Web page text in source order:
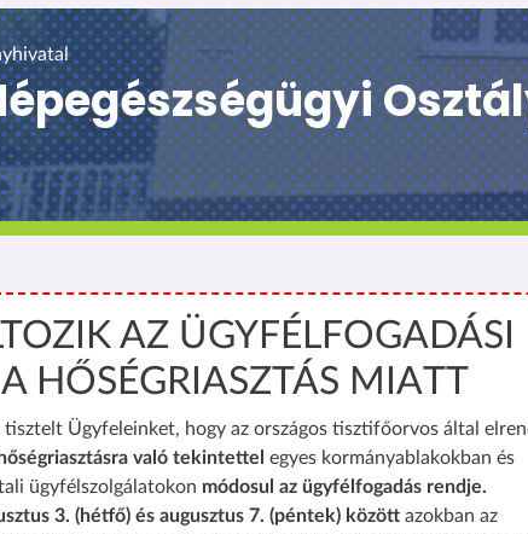
AZ ÜGYFÉLFOGADÁSI
HŐSÉGRIASZTÁS MIATT
tisztelt Ügyfeleinket, hogy az országos tisztifőorvos által
hőségriasztásra való tekintettel egyes kormányablakokban és
ügyfélszolgálatokon módosul az ügyfélfogadás rendje.
3. (hétfő) és augusztus 7. (péntek) között azokban az